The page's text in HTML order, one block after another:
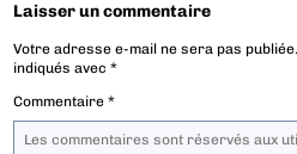
Laisser un commentaire
Votre adresse e-mail ne sera pas publiée.
indiqués avec*
Commentaire*